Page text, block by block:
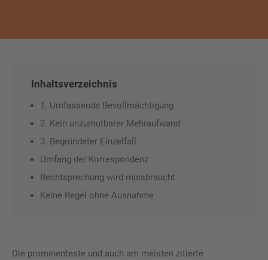
Inhaltsverzeichnis
1. Umfassende Bevollmächtigung
2. Kein unzumutbarer Mehraufwand
3. Begründeter Einzelfall
Umfang der Korrespondenz
Rechtsprechung wird missbraucht
Keine Regel ohne Ausnahme
Die prominenteste und auch am meisten zitierte